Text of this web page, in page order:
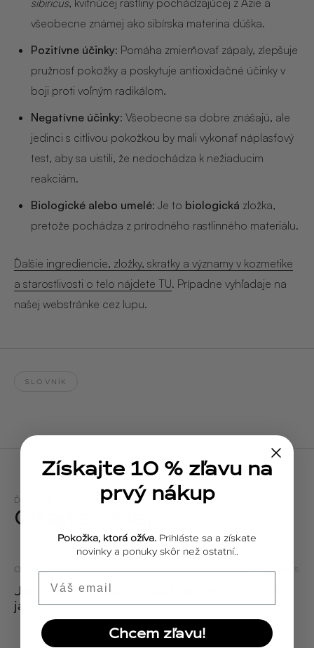
sibiricus, kvitnúcej rastliny pochádzajúcej z Ázie a
všeobecne známej ako sibírska materina dúška.
Pozitívne účinky: Pomáha zmierňovať zápaly, zlepšuje
pružnosť pokožky a poskytuje antioxidačné účinky v
boji proti voľným radikálom.
Negatívne účinky: Všeobecne sa dobre znášajú, ale
jedinci s citlivou pokožkou by mali vykonať náplasťový
test, aby sa uistili, že nedochádza k nežiaducim
reakciám.
Biologické alebo umelé: Je to biologická zložka,
pretože pochádza z prírodného rastlinného materiálu.
Ďalšie ingrediencie, zložky, skratky a významy v kozmetike
a starostlivosti o telo nájdete TU. Prípadne vyhľadaje na
našej webstránke cez lupu.
SLOVNÍK
ĎALŠIE PRÍBEHY
Čítajte ďalej.
ODPOVEDE 21.04.2025
Jarný detox - ako očistiť telo pri príchode
jari
Získajte 10 % zľavu na
prvý nákup
Pokožka, ktorá ožíva. Prihláste sa a získate
novinky a ponuky skôr než ostatní..
Chcem zľavu!